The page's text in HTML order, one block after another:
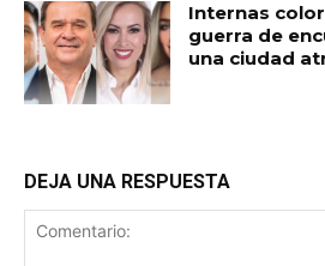
Internas
guerra de
una ciudad
DEJA UNA RESPUESTA